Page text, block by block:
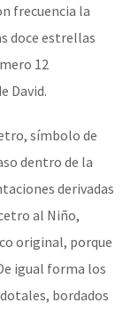
frecuencia la
doce estrellas
12
David.
símbolo de
dentro de la
derivadas
al Niño,
original, porque
igual forma los
bordados